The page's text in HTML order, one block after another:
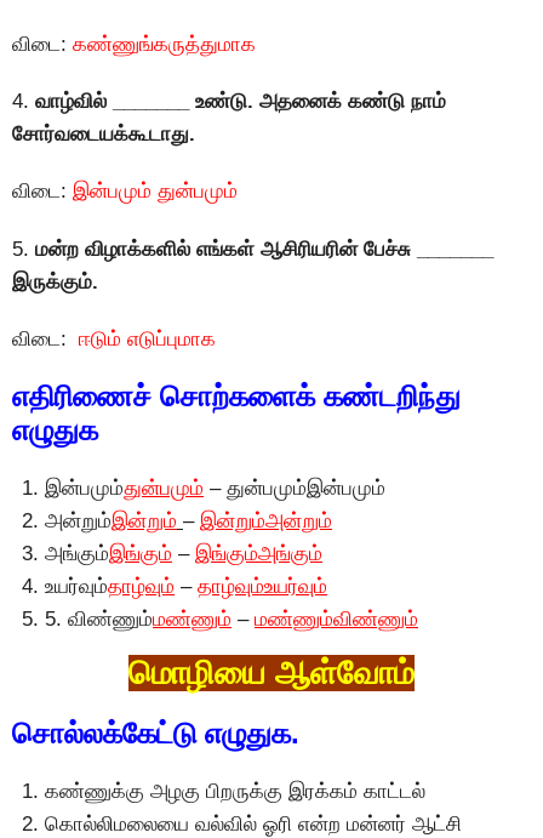
விடை: கண்ணுங்கருத்துமாக
4. வாழ்வில் _______ உண்டு. அதனைக் கண்டு நாம்
சோர்வடையக்கூடாது.
விடை: இன்பமும் துன்பமும்
5. மன்ற விழாக்களில் எங்கள் ஆசிரியரின் பேச்சு _______
இருக்கும்.
விடை: ஈடும் எடுப்புமாக
எதிரிணைச் சொற்களைக் கண்டறிந்து
எழுதுக
இன்பமும்துன்பமும் – துன்பமும்இன்பமும்
அன்றும்இன்றும் – இன்றும்அன்றும்
அங்கும்இங்கும் – இங்கும்அங்கும்
உயர்வும்தாழ்வும் – தாழ்வும்உயர்வும்
5. விண்ணும்மண்ணும் – மண்ணும்விண்ணும்
மொழியை ஆள்வோம்
சொல்லக்கேட்டு எழுதுக.
கண்ணுக்கு அழகு பிறருக்கு இரக்கம் காட்டல்
கொல்லிமலையை வல்வில் ஓரி என்ற மன்னர் ஆட்சி